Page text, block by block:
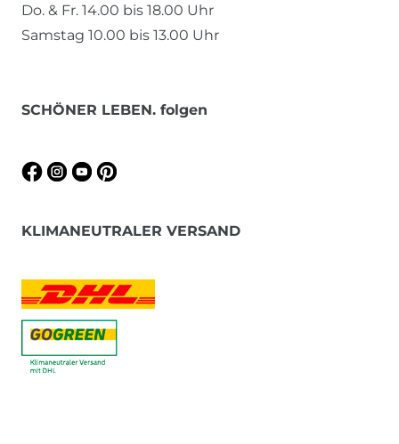
Do. & Fr. 14.00 bis 18.00 Uhr
Samstag 10.00 bis 13.00 Uhr
SCHÖNER LEBEN. folgen
KLIMANEUTRALER VERSAND